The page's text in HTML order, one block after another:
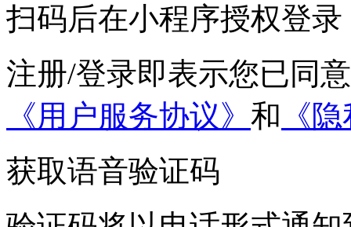
扫码后在小程序授权登录
注册/登录即表示您已同
《用户服务协议》 和 《
获取语音验证码